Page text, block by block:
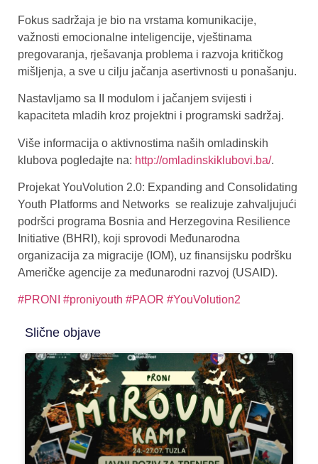
Fokus sadržaja je bio na vrstama komunikacije,
važnosti emocionalne inteligencije, vještinama
pregovaranja, rješavanja problema i razvoja kritičkog
mišljenja, a sve u cilju jačanja asertivnosti u ponašanju.
Nastavljamo sa II modulom i jačanjem svijesti i
kapaciteta mladih kroz projektni i programski sadržaj.
Više informacija o aktivnostima naših omladinskih
klubova pogledajte na: http://omladinskiklubovi.ba/.
Projekat YouVolution 2.0: Expanding and Consolidating
Youth Platforms and Networks se realizuje zahvaljujući
podršci programa Bosnia and Herzegovina Resilience
Initiative (BHRI), koji sprovodi Međunarodna
organizacija za migracije (IOM), uz finansijsku podršku
Američke agencije za međunarodni razvoj (USAID).
#PRONI #proniyouth #PAOR #YouVolution2
Slične objave